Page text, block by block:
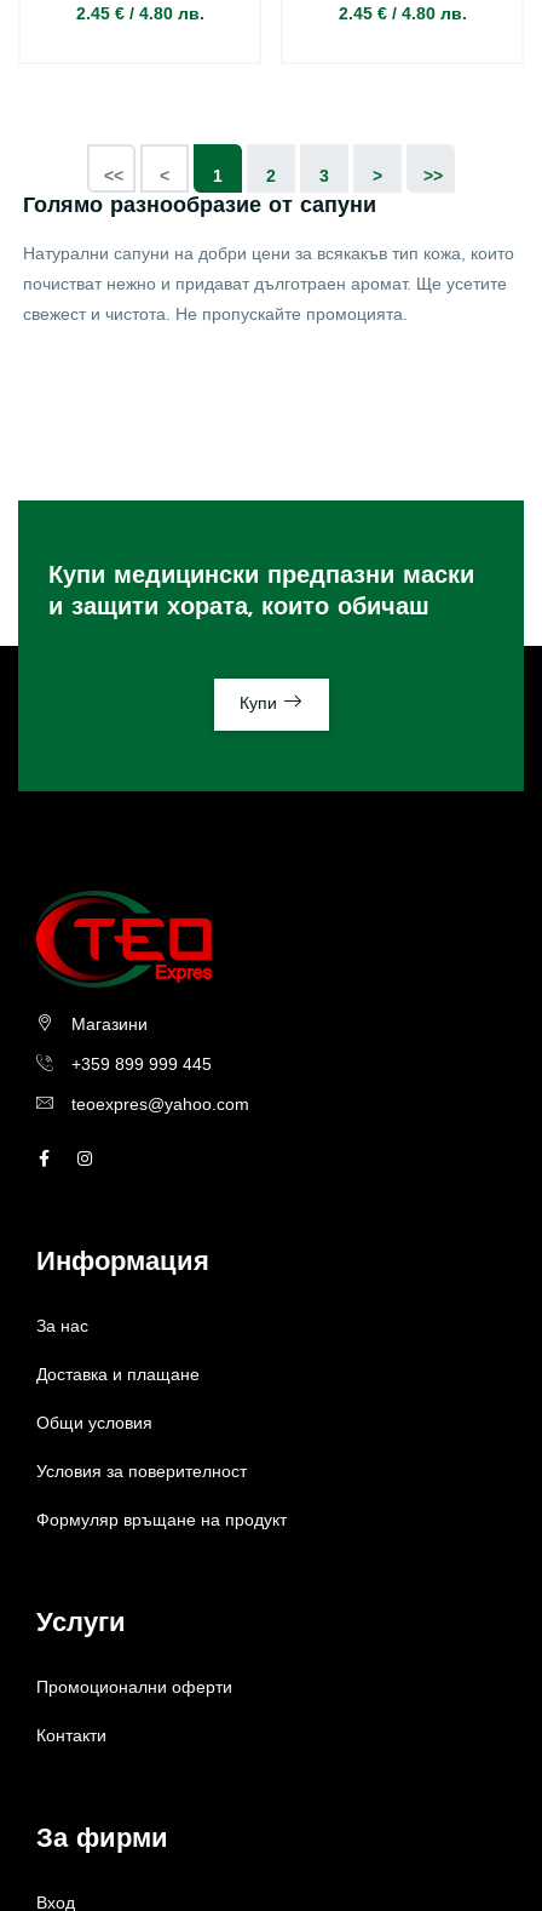
2.45 €/ 4.80 лв. 2.45 €/ 4.80 лв.
<< < 1 2 3 > >>
Голямо разнообразие от сапуни
Натурални сапуни на добри цени за всякакъв тип кожа, които
почистват нежно и придават дълготраен аромат. Ще усетите
свежест и чистота. Не пропускайте промоцията.
Купи медицински предпазни маски
и защити хората, които обичаш
Купи
Магазини
+359 899 999 445
teoexpres@yahoo.com
Информация
За нас
Доставка и плащане
Общи условия
Условия за поверителност
Формуляр връщане на продукт
Услуги
Промоционални оферти
Контакти
За фирми
Вход